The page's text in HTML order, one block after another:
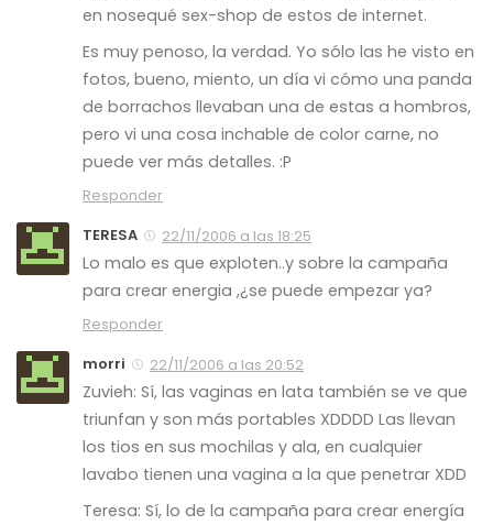
en nosequé sex-shop de estos de internet.
Es muy penoso, la verdad. Yo sólo las he visto en
fotos, bueno, miento, un día vi cómo una panda
de borrachos llevaban una de estas a hombros,
pero vi una cosa inchable de color carne, no
puede ver más detalles. :P
Responder
TERESA
22/11/2006 a las 18:25
Lo malo es que exploten..y sobre la campaña
para crear energia ,¿se puede empezar ya?
Responder
morri
22/11/2006 a las 20:52
Zuvieh: Sí, las vaginas en lata también se ve que
triunfan y son más portables XDDDD Las llevan
los tios en sus mochilas y ala, en cualquier
lavabo tienen una vagina a la que penetrar XDD
Teresa: Sí, lo de la campaña para crear energía